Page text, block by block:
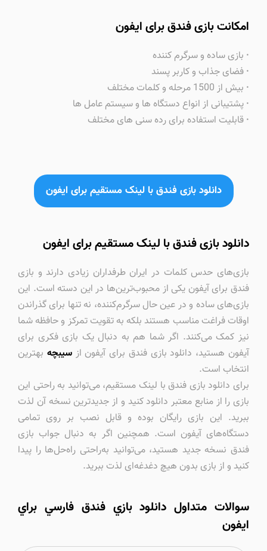
امکانت بازی فندق برای ایفون
· بازی ساده و سرگرم کننده
· فضای جذاب و کاربر پسند
· بیش از 1500 مرحله و کلمات مختلف
· پشتیبانی از انواع دستگاه ها و سیستم عامل ها
· قابلیت استفاده برای رده سنی های مختلف
دانلود بازی فندق با لینک مستقیم برای ایفون
دانلود بازی فندق با لینک مستقیم برای ایفون
بازی‌های حدس کلمات در ایران طرفداران زیادی دارند و بازی
فندق برای آیفون یکی از محبوب‌ترین‌ها در این دسته است. این
بازی‌های ساده و در عین حال سرگرم‌کننده، نه تنها برای گذراندن
اوقات فراغت مناسب هستند بلکه به تقویت تمرکز و حافظه شما
نیز کمک می‌کنند. اگر شما هم به دنبال یک بازی فکری برای
آیفون هستید، دانلود بازی فندق برای آیفون ازسیبچه بهترین
انتخاب است.
برای دانلود بازی فندق با لینک مستقیم، می‌توانید به راحتی این
بازی را از منابع معتبر دانلود کنید و از جدیدترین نسخه آن لذت
ببرید. این بازی رایگان بوده و قابل نصب بر روی تمامی
دستگاه‌های آیفون است. همچنین اگر به دنبال جواب بازی
فندق نسخه جدید هستید، می‌توانید به‌راحتی راه‌حل‌ها را پیدا
کنید و از بازی بدون هیچ دغدغه‌ای لذت ببرید.
سوالات متداول دانلود بازي فندق فارسي براي
ايفون